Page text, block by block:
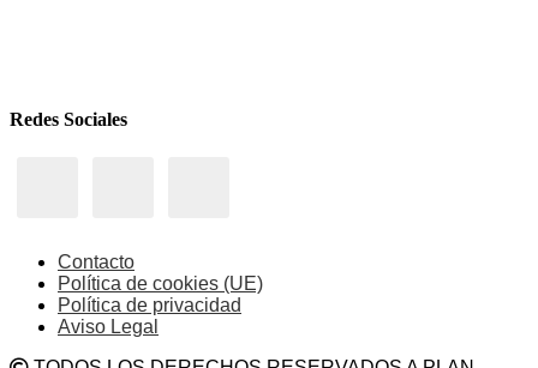
Redes Sociales
Contacto
Política de cookies (UE)
Política de privacidad
Aviso Legal